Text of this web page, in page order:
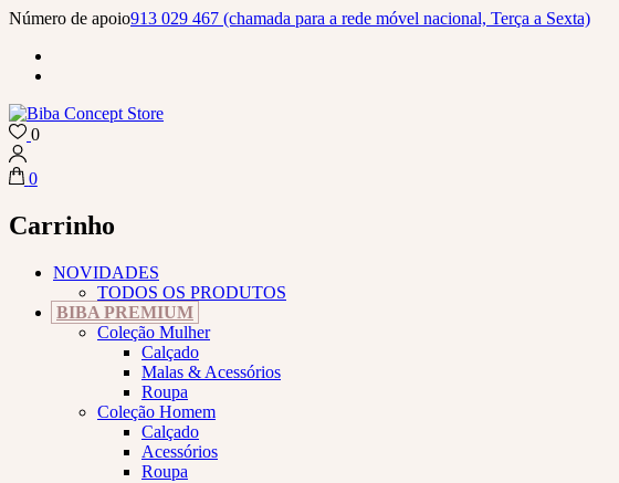
Skip
content
(Press
Número de apoio913 029 467 (chamada para a rede móvel nacional, Terça a Sexta)
Biba Concept Store
0
0
Carrinho
NOVIDADES
TODOS OS PRODUTOS
BIBA PREMIUM
Coleção Mulher
Calçado
Malas & Acessórios
Roupa
Coleção Homem
Calçado
Acessórios
Roupa